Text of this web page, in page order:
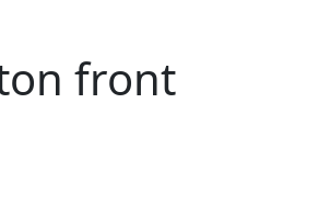
front